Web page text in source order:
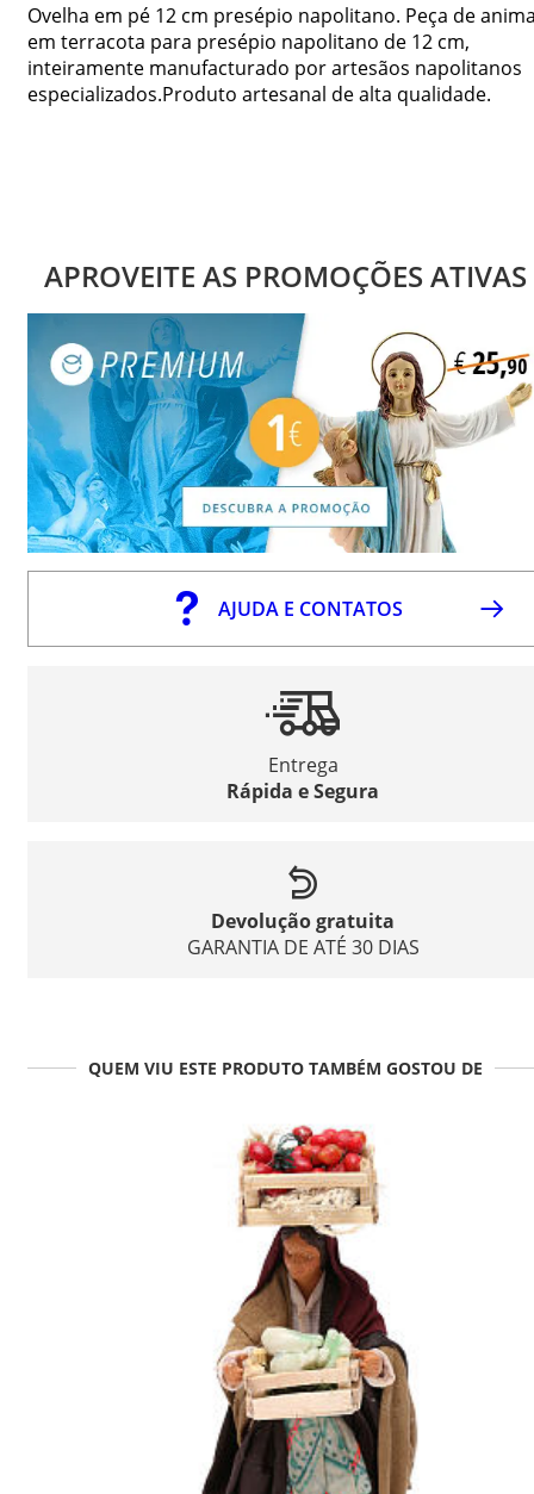
Ovelha em pé 12 cm presépio napolitano. Peça de
em terracota para presépio napolitano de 12 cm,
inteiramente manufacturado por artesãos napolitanos
especializados.Produto artesanal de alta qualidade.
APROVEITE AS PROMOÇÕES ATIVAS
AJUDA E CONTATOS
Entrega
Rápida e Segura
Devolução gratuita
GARANTIA DE ATÉ 30 DIAS
QUEM VIU ESTE PRODUTO TAMBÉM GOSTOU DE